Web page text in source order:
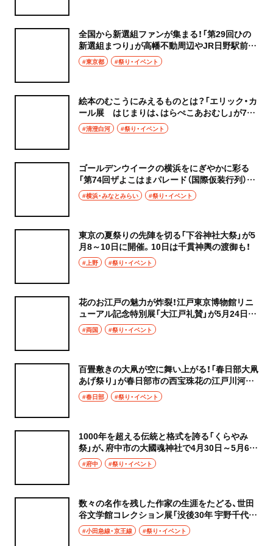
全国から新選組ファンが集まる！「第29回ひの
新選組まつり」が高幡不動周辺やJR日野駅前甲
州街道で5月9・10日に開催
#東京都 #祭り・イベント
絵本のむこうにみえるものとは？「エリック・カ
ール展 はじまりは、はらぺこあおむし」が7月
26日まで、清澄白河『東京都現代美術館』で開催
中
#清澄白河 #祭り・イベント
ゴールデンウイークの横浜をにぎやかに彩る
「第74回ザよこはまパレード（国際仮装行列）」
が山下公園およびその周辺で5月3日に開催
#横浜・みなとみらい #祭り・イベント
東京の夏祭りの先陣を切る「下谷神社大祭」が5
月8～10日に開催。10日は千貫神輿の渡御も！
#上野 #祭り・イベント
花のお江戸の魅力が炸裂！江戸東京博物館リニ
ューアル記念特別展「大江戸礼賛」が5月24日ま
で、両国『東京都江戸東京博物館』で開催中
#両国 #祭り・イベント
百畳敷きの大凧が空に舞い上がる！「春日部大凧
あげ祭り」が春日部市の西宝珠花の江戸川河川
敷で5月3・5日に開催
#春日部 #祭り・イベント
1000年を超える伝統と格式を誇る「くらやみ
祭」が、府中市の大國魂神社で4月30日～5月6日
に開催
#府中 #祭り・イベント
数々の名作を残した作家の生涯をたどる、世田
谷文学館コレクション展「没後30年 宇野千代
展」が2027年3月28日まで、『世田谷文学館』で
開催中
#小田急線・京王線 #祭り・イベント